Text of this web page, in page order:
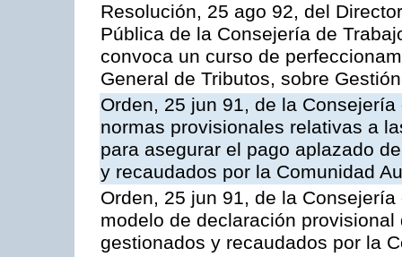
Resolución, 25 ago 92, del
Pública de la Consejería de
convoca un curso de
General de Tributos, sobre
Orden, 25 jun 91, de la
normas provisionales relativas a
para asegurar el pago aplazado
y recaudados por la Comunidad
Orden, 25 jun 91, de la
modelo de declaración
gestionados y recaudados por la